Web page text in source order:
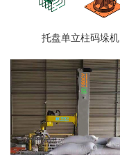
托盘单立柱码垛机